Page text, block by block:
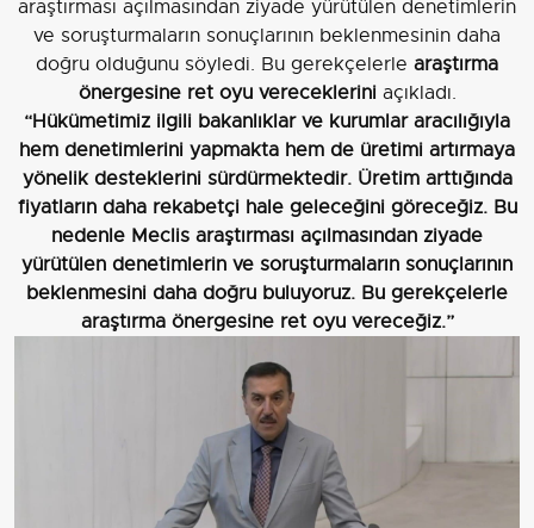
araştırması açılmasından ziyade yürütülen denetimlerin
ve soruşturmaların sonuçlarının beklenmesinin daha
doğru olduğunu söyledi. Bu gerekçelerle araştırma
önergesine ret oyu verecekleriniaçıkladı.
“Hükümetimiz ilgili bakanlıklar ve kurumlar aracılığıyla
hem denetimlerini yapmakta hem de üretimi artırmaya
yönelik desteklerini sürdürmektedir. Üretim arttığında
fiyatların daha rekabetçi hale geleceğini göreceğiz. Bu
nedenle Meclis araştırması açılmasından ziyade
yürütülen denetimlerin ve soruşturmaların sonuçlarının
beklenmesini daha doğru buluyoruz. Bu gerekçelerle
araştırma önergesine ret oyu vereceğiz.”